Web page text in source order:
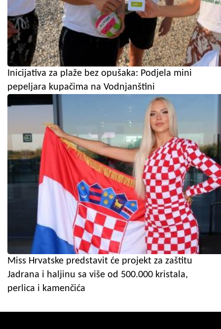
Inicijativa za plaže bez opušaka: Podjela mini
pepeljara kupačima na Vodnjanštini
Miss Hrvatske predstavit će projekt za zaštitu
Jadrana i haljinu sa više od 500.000 kristala,
perlica i kamenčića